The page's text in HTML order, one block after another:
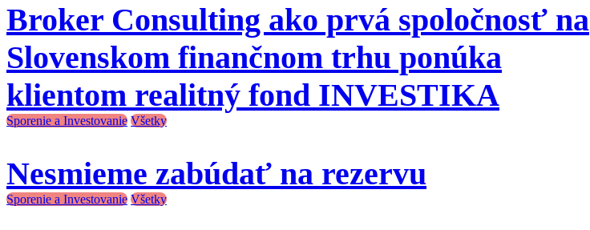
Broker Consulting ako prvá spoločnosť na
Slovenskom finančnom trhu ponúka
klientom realitný fond INVESTIKA
Sporenie a Investovanie Všetky
Nesmieme zabúdať na rezervu
Sporenie a Investovanie Všetky